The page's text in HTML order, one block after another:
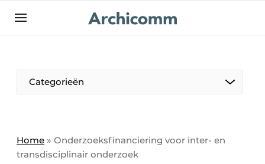
NL be-FR
Categorieën
Home » Onderzoeksfinanciering voor inter- en
transdisciplinair onderzoek